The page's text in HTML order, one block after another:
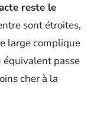
reste le
sont étroites,
large complique
passe
cher à la